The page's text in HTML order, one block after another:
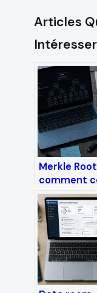
Articles
Merkle
comment
signature
garantit-
l’intégrité,
sécurité et
scalabilité
blockchain ?